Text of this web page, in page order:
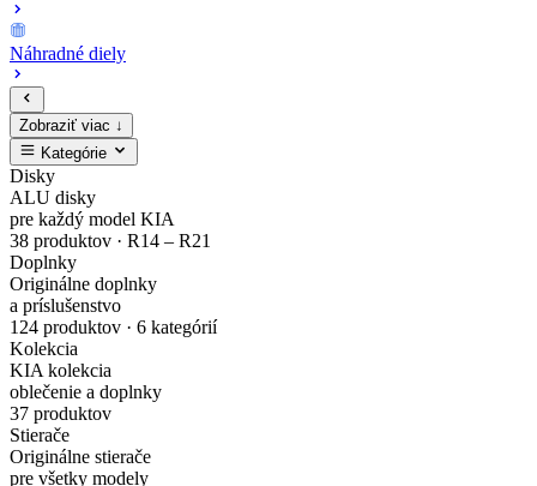
Náhradné diely
Zobraziť viac ↓
Kategórie
Zaregistruj
sa
a
nakupuj
originálne
príslušenstvo
za
Kompletný
cenník
originálnych
náhradných
dielov
Zadajte
originálne
EV4
Zliatinový
disk
Gisa
Bicolour
7,5Jx19H2
/
MODE3
Nabíjacie
káble
pre
elektrické
a
PHEV
Sada
bezpečnostných
matíc
Dark
Chrome
Chráň
svoje
Opravné
sady
laku
karosérie
v
širokej
škále
Disky
ALU disky
pre každý model KIA
38 produktov · R14 – R21
Doplnky
Originálne doplnky
a príslušenstvo
124 produktov · 6 kategórií
Kolekcia
KIA kolekcia
oblečenie a doplnky
37 produktov
Stierače
Originálne stierače
pre všetky modely